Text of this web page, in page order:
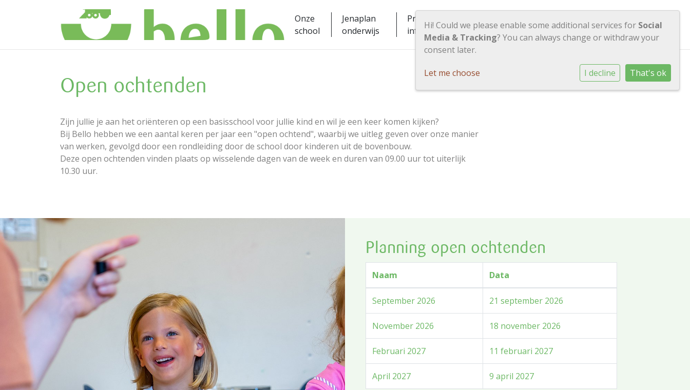
Onze
school
Jenaplan
onderwijs
Praktische
informatie
Contact Inloggen
Open ochtenden
Zijn jullie je aan het oriënteren op een basisschool voor jullie kind en wil je een keer komen kijken?
Bij Bello hebben we een aantal keren per jaar een "open ochtend", waarbij we uitleg geven over onze manier
van werken, gevolgd door een rondleiding door de school door kinderen uit de bovenbouw.
Deze open ochtenden vinden plaats op wisselende dagen van de week en duren van 09.00 uur tot uiterlijk
10.30 uur.
Planning open ochtenden
Naam Data
September 2026 21 september 2026
November 2026 18 november 2026
Februari 2027 11 februari 2027
April 2027 9 april 2027
Hi! Could we please enable some additional services for Social
Media & Tracking? You can always change or withdraw your
consent later.
Let me choose I decline That's ok